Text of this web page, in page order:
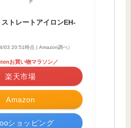
トレートアイロンEH-
03 20:51時点 | Amazon調べ）
Amazon
お買い物マラソン／
楽天市場
ショッピング